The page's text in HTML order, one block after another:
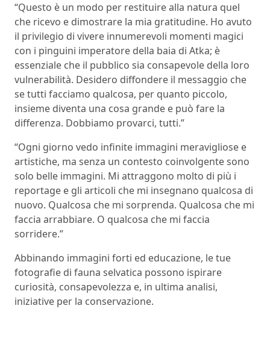
“Questo è un modo per restituire alla natura quel
che ricevo e dimostrare la mia gratitudine. Ho avuto
il privilegio di vivere innumerevoli momenti magici
con i pinguini imperatore della baia di Atka; è
essenziale che il pubblico sia consapevole della loro
vulnerabilità. Desidero diffondere il messaggio che
se tutti facciamo qualcosa, per quanto piccolo,
insieme diventa una cosa grande e può fare la
differenza. Dobbiamo provarci, tutti.”
“Ogni giorno vedo infinite immagini meravigliose e
artistiche, ma senza un contesto coinvolgente sono
solo belle immagini. Mi attraggono molto di più i
reportage e gli articoli che mi insegnano qualcosa di
nuovo. Qualcosa che mi sorprenda. Qualcosa che mi
faccia arrabbiare. O qualcosa che mi faccia
sorridere.”
Abbinando immagini forti ed educazione, le tue
fotografie di fauna selvatica possono ispirare
curiosità, consapevolezza e, in ultima analisi,
iniziative per la conservazione.